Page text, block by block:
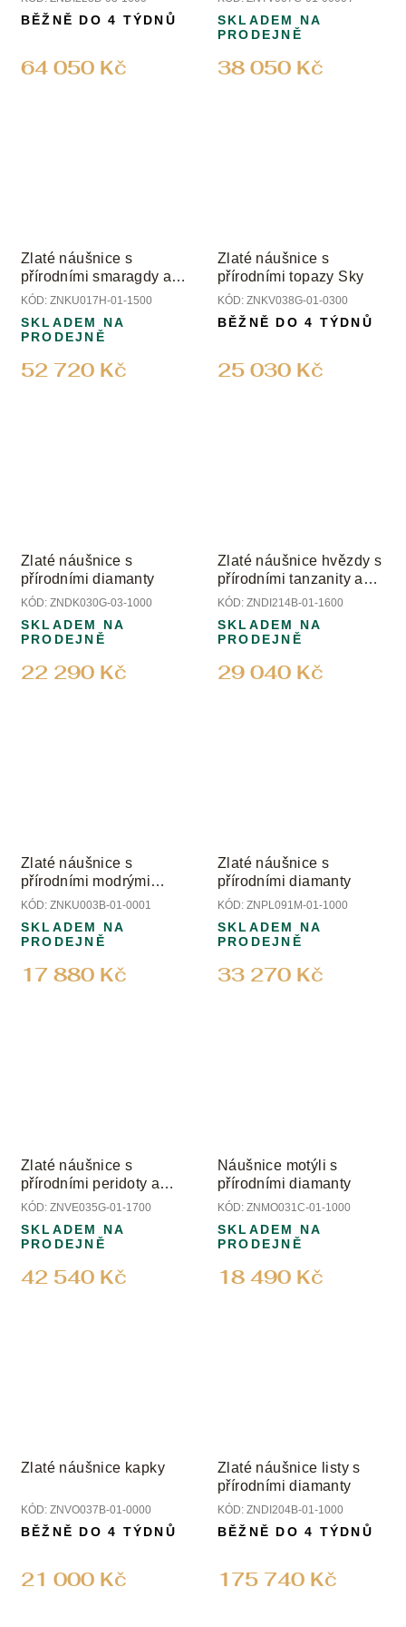
64 050 Kč
BĚŽNĚ DO 4 TÝDNŮ
38 050 Kč
SKLADEM NA
PRODEJNĚ
Zlaté náušnice s
přírodními smaragdy a
diamanty
KÓD: ZNKU017H-01-1500
52 720 Kč
SKLADEM NA
PRODEJNĚ
Zlaté náušnice s
přírodními topazy Sky
KÓD: ZNKV038G-01-0300
25 030 Kč
BĚŽNĚ DO 4 TÝDNŮ
Zlaté náušnice s
přírodními diamanty
KÓD: ZNDK030G-03-1000
22 290 Kč
SKLADEM NA
PRODEJNĚ
Zlaté náušnice hvězdy s
přírodními tanzanity a
diamanty
KÓD: ZNDI214B-01-1600
29 040 Kč
SKLADEM NA
PRODEJNĚ
Zlaté náušnice s
přírodními modrými
acháty
KÓD: ZNKU003B-01-0001
17 880 Kč
SKLADEM NA
PRODEJNĚ
Zlaté náušnice s
přírodními diamanty
KÓD: ZNPL091M-01-1000
33 270 Kč
SKLADEM NA
PRODEJNĚ
Zlaté náušnice s
přírodními peridoty a
diamanty
KÓD: ZNVE035G-01-1700
42 540 Kč
SKLADEM NA
PRODEJNĚ
Náušnice motýli s
přírodními diamanty
KÓD: ZNMO031C-01-1000
18 490 Kč
SKLADEM NA
PRODEJNĚ
Zlaté náušnice kapky
KÓD: ZNVO037B-01-0000
21 000 Kč
BĚŽNĚ DO 4 TÝDNŮ
Zlaté náušnice listy s
přírodními diamanty
KÓD: ZNDI204B-01-1000
175 740 Kč
BĚŽNĚ DO 4 TÝDNŮ